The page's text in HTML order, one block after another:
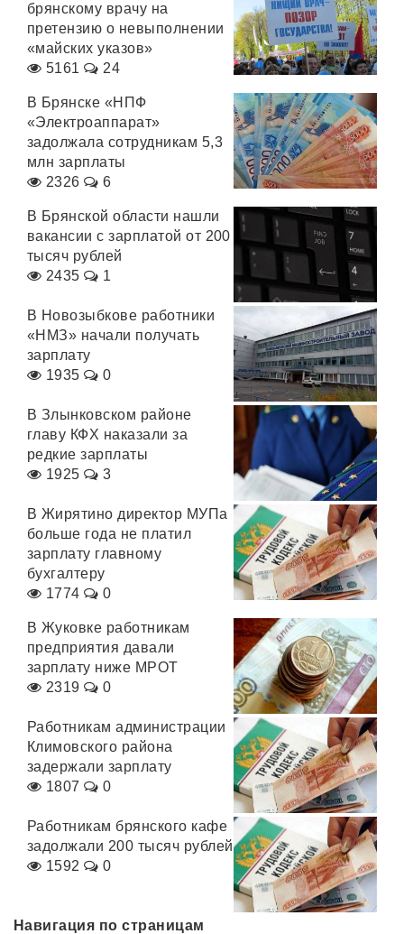
брянскому врачу на
претензию о невыполнении
«майских указов»
5161
24
В Брянске «НПФ
«Электроаппарат»
задолжала сотрудникам 5,3
млн зарплаты
2326
6
В Брянской области нашли
вакансии с зарплатой от 200
тысяч рублей
2435
1
В Новозыбкове работники
«НМЗ» начали получать
зарплату
1935
0
В Злынковском районе
главу КФХ наказали за
редкие зарплаты
1925
3
В Жирятино директор МУПа
больше года не платил
зарплату главному
бухгалтеру
1774
0
В Жуковке работникам
предприятия давали
зарплату ниже МРОТ
2319
0
Работникам администрации
Климовского района
задержали зарплату
1807
0
Работникам брянского кафе
задолжали 200 тысяч рублей
1592
0
Навигация по страницам